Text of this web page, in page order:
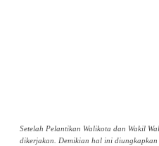
Setelah Pelantikan Walikota dan Wakil
dikerjakan. Demikian hal ini